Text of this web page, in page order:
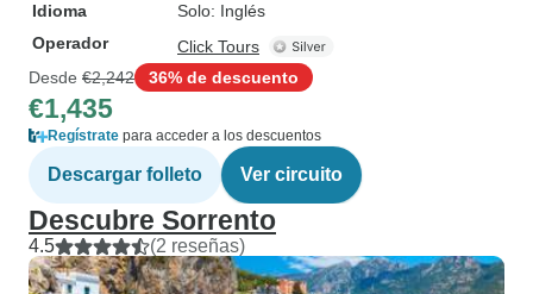
Idioma
Solo: Inglés
Operador
Click Tours
Desde €2,242 36% de descuento
€1,435
Regístrate para acceder a los descuentos
Descargar folleto Ver circuito
Descubre Sorrento
4.5 (2 reseñas)